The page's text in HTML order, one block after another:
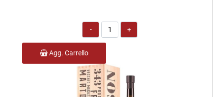
Quantità
Agg. Carrello